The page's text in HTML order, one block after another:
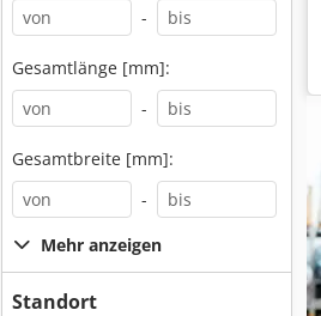
-
Gesamtlänge [mm]:
-
Gesamtbreite [mm]:
-
Mehr anzeigen
Standort